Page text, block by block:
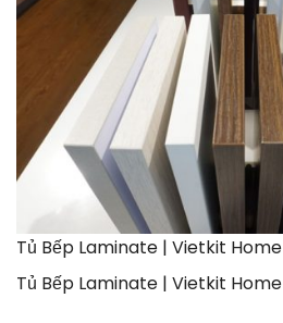
Tủ Bếp Laminate | Vietkit Home
Tủ Bếp Laminate | Vietkit Home